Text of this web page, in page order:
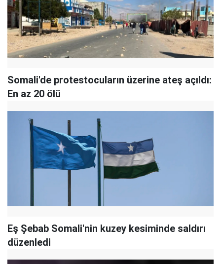
Somali'de protestocuların üzerine ateş açıldı:
En az 20 ölü
Eş Şebab Somali'nin kuzey kesiminde saldırı
düzenledi